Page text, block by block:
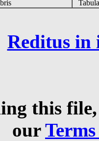
Reditus in
this
our